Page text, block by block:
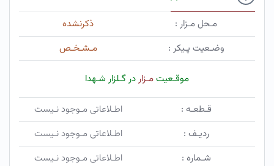
مـحل مـزار :
ذکرنشده
وضـعیت پـیکر :
مـشـخـص
موقـعیتمـزاردر گـلزار شـهدا
قـطعـه :
اطـلاعاتی مـوجود نـیست
ردیـف :
اطـلاعاتی مـوجود نـیست
شـماره :
اطـلاعاتی مـوجود نـیست